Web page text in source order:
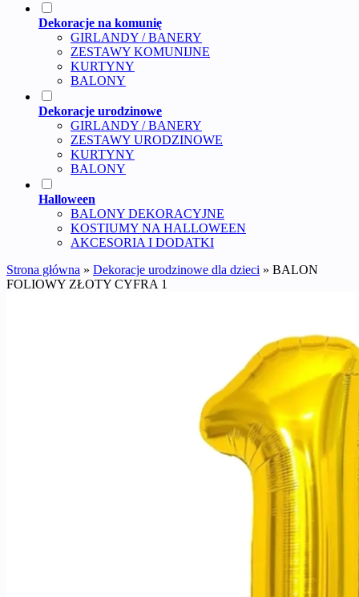
Dekoracje na komunię
GIRLANDY / BANERY
ZESTAWY KOMUNIJNE
KURTYNY
BALONY
Dekoracje urodzinowe
GIRLANDY / BANERY
ZESTAWY URODZINOWE
KURTYNY
BALONY
Halloween
BALONY DEKORACYJNE
KOSTIUMY NA HALLOWEEN
AKCESORIA I DODATKI
Strona główna » Dekoracje urodzinowe dla dzieci » BALON
FOLIOWY ZŁOTY CYFRA 1